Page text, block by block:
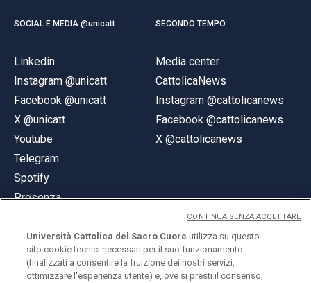
SOCIAL E MEDIA @unicatt
Linkedin
Instagram @unicatt
Facebook @unicatt
X @unicatt
Youtube
Telegram
Spotify
Presenza
SECONDO TEMPO
Media center
CattolicaNews
Instagram @cattolicanews
Facebook @cattolicanews
X @cattolicanews
© Università Cattolica del Sacro Cuore
Università Cattolica del Sacro Cuore utilizza su questo
sito cookie tecnici necessari per il suo funzionamento
(finalizzati a consentire la fruizione dei nostri servizi,
ottimizzare l'esperienza utente) e, ove si presti il consenso,
CONTINUA SENZA ACCETTARE